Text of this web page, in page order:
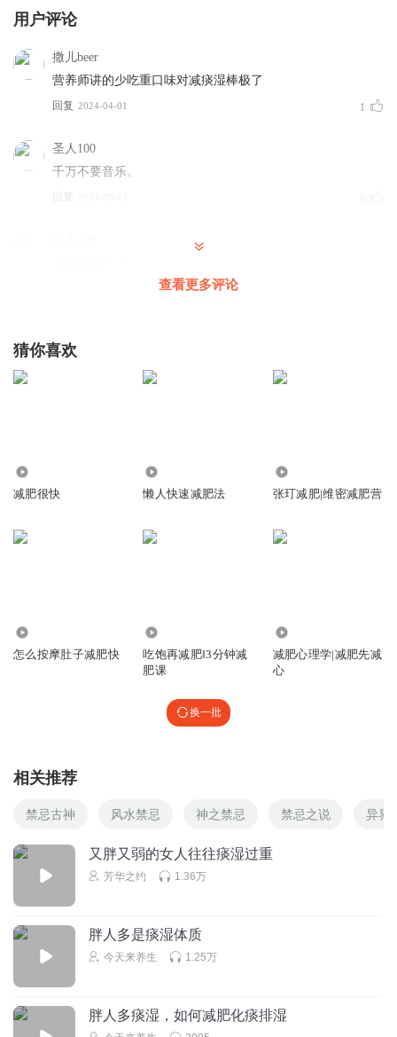
用户评论
撒儿beer
营养师讲的少吃重口味对减痰湿棒极了
回复 2024-04-01 1
圣人100
千万不要音乐。
回复
查看更多评论
猜你喜欢
减肥很快 懒人快速减肥法 张玎减肥|维密减肥营
怎么按摩肚子减肥快
吃饱再减肥‖3分钟减
肥课
减肥心理学|减肥先减
心
换一批
相关推荐
禁忌古神 风水禁忌 神之禁忌 禁忌之说 异界
又胖又弱的女人往往痰湿过重
芳华之约 1.36万
胖人多是痰湿体质
今天来养生 1.25万
胖人多痰湿，如何减肥化痰排湿